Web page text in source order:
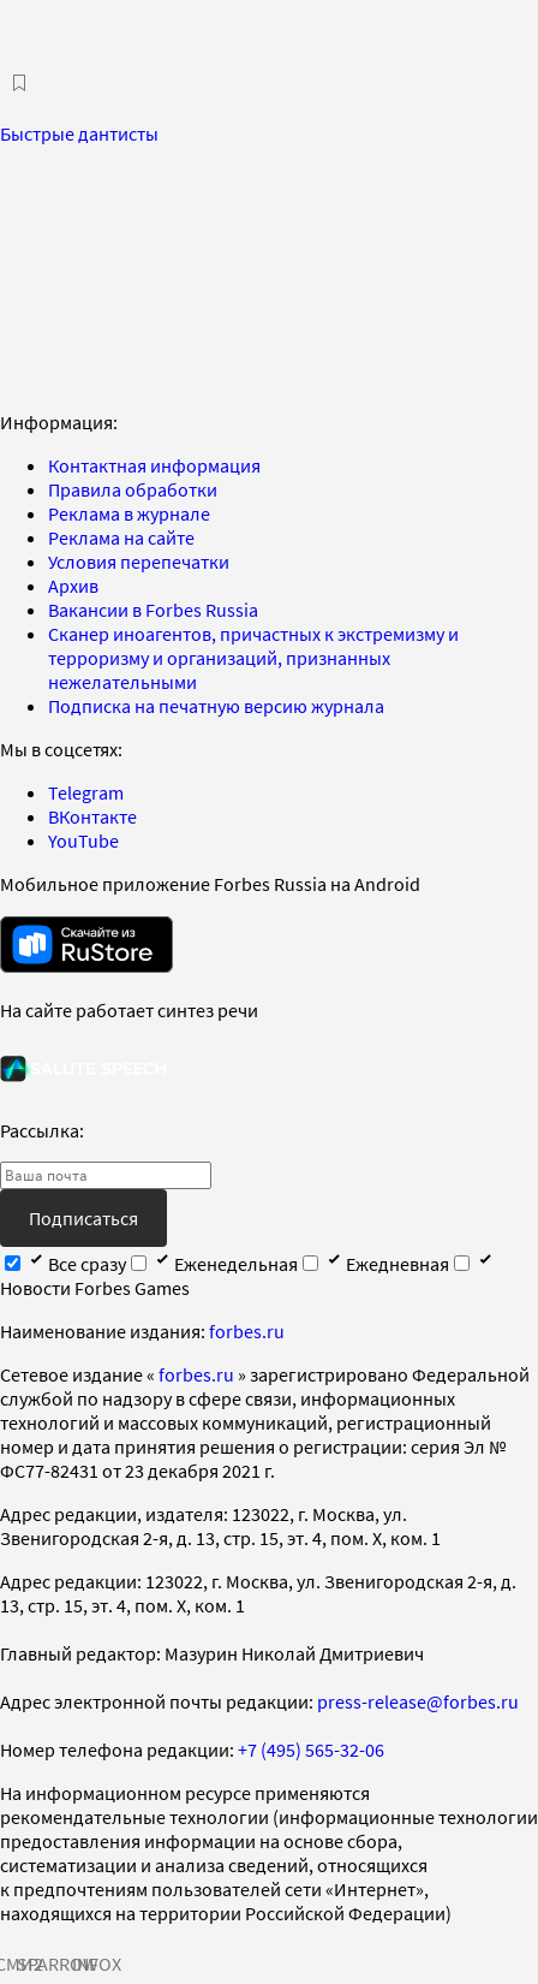
Быстрые дантисты
Информация:
Контактная информация
Правила обработки
Реклама в журнале
Реклама на сайте
Условия перепечатки
Архив
Вакансии в Forbes Russia
Сканер иноагентов, причастных к экстремизму и
терроризму и организаций, признанных
нежелательными
Подписка на печатную версию журнала
Мы в соцсетях:
Telegram
ВКонтакте
YouTube
Мобильное приложение Forbes Russia на Android
На сайте работает синтез речи
Рассылка:
Подписаться
Все сразу
Еженедельная
Ежедневная
Новости Forbes Games
Наименование издания: forbes.ru
Cетевое издание « forbes.ru » зарегистрировано Федеральной
службой по надзору в сфере связи, информационных
технологий и массовых коммуникаций, регистрационный
номер и дата принятия решения о регистрации: серия Эл №
ФС77-82431 от 23 декабря 2021 г.
Адрес редакции, издателя: 123022, г. Москва, ул.
Звенигородская 2-я, д. 13, стр. 15, эт. 4, пом. X, ком. 1
Адрес редакции: 123022, г. Москва, ул. Звенигородская 2-я, д.
13, стр. 15, эт. 4, пом. X, ком. 1
Главный редактор: Мазурин Николай Дмитриевич
Адрес электронной почты редакции: press-release@forbes.ru
Номер телефона редакции: +7 (495) 565-32-06
На информационном ресурсе применяются
рекомендательные технологии (информационные технологии
предоставления информации на основе сбора,
систематизации и анализа сведений, относящихся
к предпочтениям пользователей сети «Интернет»,
находящихся на территории Российской Федерации)
SPARROWINFOX